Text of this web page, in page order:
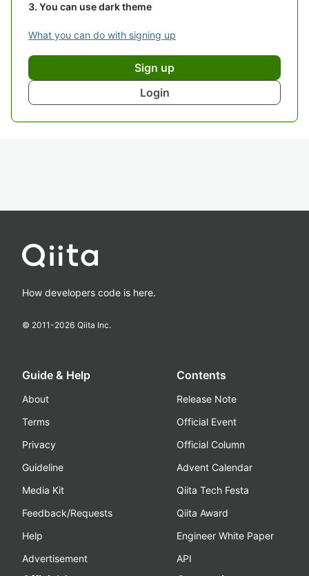
You can use dark theme
What you can do with signing up
Sign up
Login
How developers code is here.
© 2011-2026 Qiita Inc.
Guide & Help
About
Terms
Privacy
Guideline
Media Kit
Feedback/Requests
Help
Advertisement
Contents
Release Note
Official Event
Official Column
Advent Calendar
Qiita Tech Festa
Qiita Award
Engineer White Paper
API